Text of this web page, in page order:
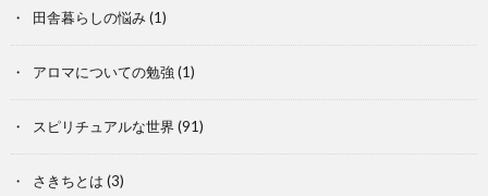
田舎暮らしの悩み(1)
アロマについての勉強 (1)
スピリチュアルな世界 (91)
さきちとは (3)